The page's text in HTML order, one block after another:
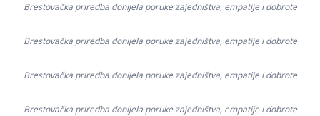
Brestovačka priredba donijela poruke zajedništva, empatije i dobrote
Brestovačka priredba donijela poruke zajedništva, empatije i dobrote
Brestovačka priredba donijela poruke zajedništva, empatije i dobrote
Brestovačka priredba donijela poruke zajedništva, empatije i dobrote